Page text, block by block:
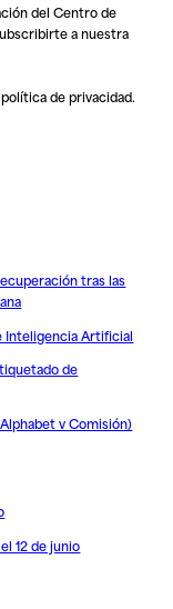
del Centro de
a nuestra
política de privacidad.
tras las
Inteligencia Artificial
de
v Comisión)
12 de junio